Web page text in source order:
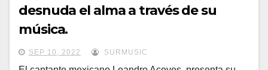
desnuda el alma a través de su
música.
SEP 10, 2022 SURMUSIC